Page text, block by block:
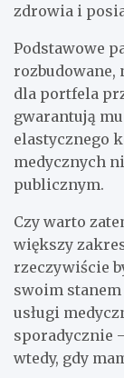
zdrowia i
Podstawowe
rozbudowane,
dla portfela
gwarantują
elastycznego
medycznych
publicznym.
Czy warto
większy
rzeczywiście
swoim
usługi
sporadycznie
wtedy, gdy